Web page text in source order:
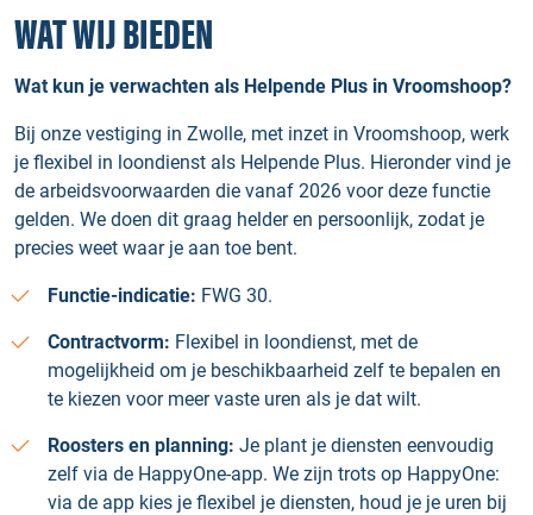
WAT WIJ BIEDEN
Wat kun je verwachten als Helpende Plus in Vroomshoop?
Bij onze vestiging in Zwolle, met inzet in Vroomshoop, werk
je flexibel in loondienst als Helpende Plus. Hieronder vind je
de arbeidsvoorwaarden die vanaf 2026 voor deze functie
gelden. We doen dit graag helder en persoonlijk, zodat je
precies weet waar je aan toe bent.
Functie-indicatie: FWG 30.
Contractvorm: Flexibel in loondienst, met de
mogelijkheid om je beschikbaarheid zelf te bepalen en
te kiezen voor meer vaste uren als je dat wilt.
Roosters en planning: Je plant je diensten eenvoudig
zelf via de HappyOne-app. We zijn trots op HappyOne:
via de app kies je flexibel je diensten, houd je je uren bij